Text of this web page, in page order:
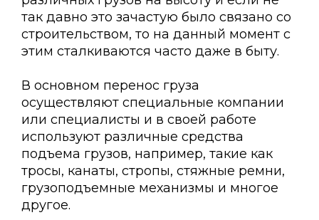
так давно это зачастую было связано со
строительством, то на данный момент с
этим сталкиваются часто даже в быту.
В основном перенос груза
осуществляют специальные компании
или специалисты и в своей работе
используют различные средства
подъема грузов, например, такие как
тросы, канаты, стропы, стяжные ремни,
грузоподъемные механизмы и многое
другое.